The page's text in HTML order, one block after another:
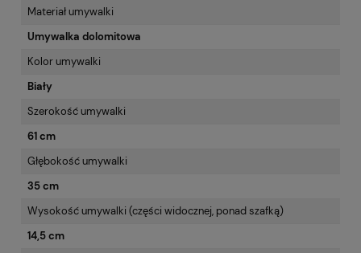
Materiał umywalki
Umywalka dolomitowa
Kolor umywalki
Biały
Szerokość umywalki
61 cm
Głębokość umywalki
35 cm
Wysokość umywalki (części widocznej, ponad szafką)
14,5 cm